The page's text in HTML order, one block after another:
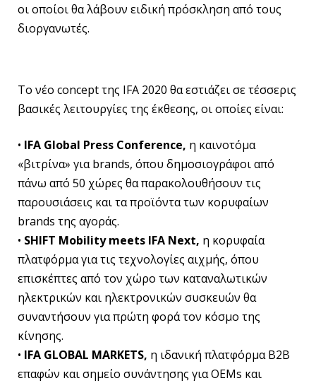
οι οποίοι θα λάβουν ειδική πρόσκληση από τους
διοργανωτές.
Το νέο concept της IFA 2020 θα εστιάζει σε τέσσερις
βασικές λειτουργίες της έκθεσης, οι οποίες είναι:
• IFA Global Press Conference, η καινοτόμα
«βιτρίνα» για brands, όπου δημοσιογράφοι από
πάνω από 50 χώρες θα παρακολουθήσουν τις
παρουσιάσεις και τα προϊόντα των κορυφαίων
brands της αγοράς.
• SHIFT Mobility meets IFA Next, η κορυφαία
πλατφόρμα για τις τεχνολογίες αιχμής, όπου
επισκέπτες από τον χώρο των καταναλωτικών
ηλεκτρικών και ηλεκτρονικών συσκευών θα
συναντήσουν για πρώτη φορά τον κόσμο της
κίνησης.
• IFA GLOBAL MARKETS, η ιδανική πλατφόρμα B2B
επαφών και σημείο συνάντησης για OEMs και